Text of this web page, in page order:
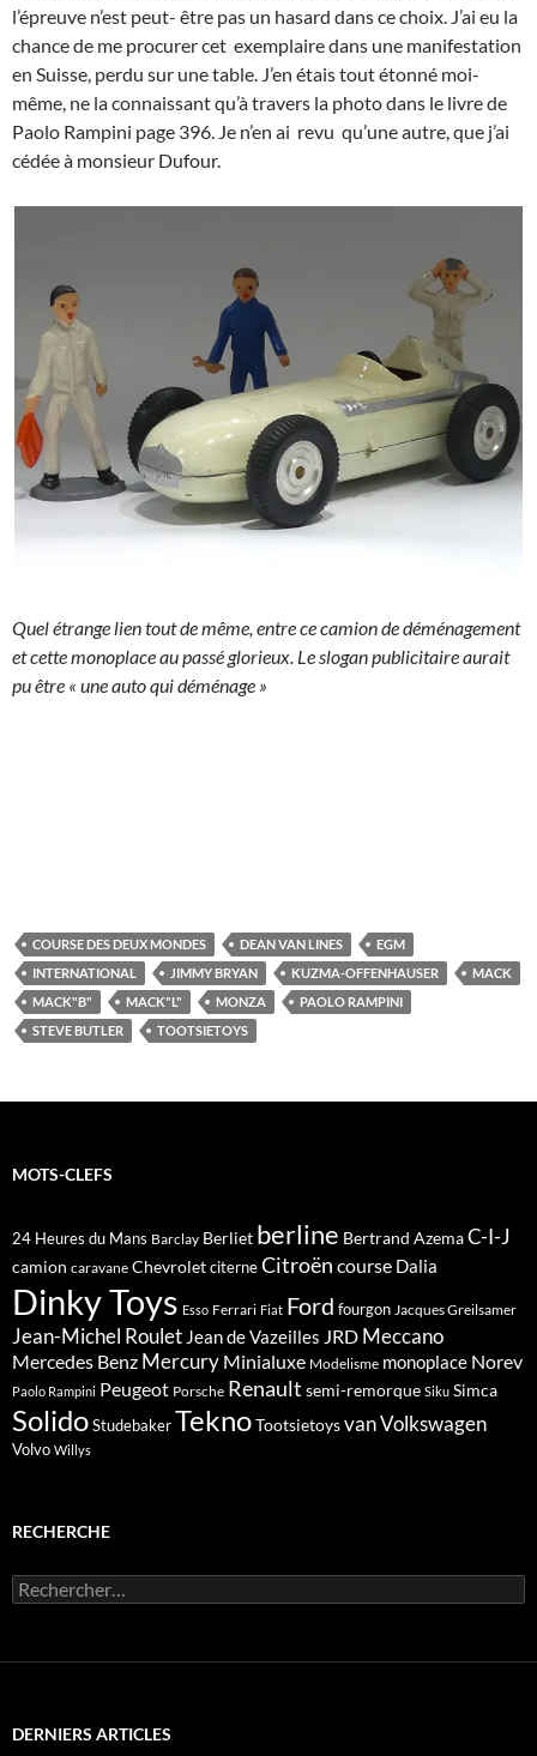
l’épreuve n’est peut- être pas un hasard dans ce choix. J’ai eu la
chance de me procurer cet exemplaire dans une manifestation
en Suisse, perdu sur une table. J’en étais tout étonné moi-
même, ne la connaissant qu’à travers la photo dans le livre de
Paolo Rampini page 396. Je n’en ai revu qu’une autre, que j’ai
cédée à monsieur Dufour.
Quel étrange lien tout de même, entre ce camion de déménagement
et cette monoplace au passé glorieux. Le slogan publicitaire aurait
pu être « une auto qui déménage »
COURSE DES DEUX MONDES DEAN VAN LINES
EGM
INTERNATIONAL
JIMMY BRYAN KUZMA-OFFENHAUSER
MACK
MACK"B"
MACK"L" MONZA
PAOLO RAMPINI
STEVE BUTLER
TOOTSIETOYS
MOTS-CLEFS
24 Heures du Mans Barclay Berliet berline Bertrand AzemaC-I-J
camion caravane ChevroletciterneCitroën course Dalia
Dinky Toys Esso Ferrari Fiat Ford fourgon Jacques Greilsamer
Jean-Michel Roulet Jean de Vazeilles JRD Meccano
Mercedes Benz Mercury Minialuxe Modelisme monoplace Norev
Paolo Rampini Peugeot Porsche Renault semi-remorque Siku Simca
SolidoStudebakerTeknoTootsietoysvanVolkswagen
Volvo Willys
RECHERCHE
Rechercher :
DERNIERS ARTICLES